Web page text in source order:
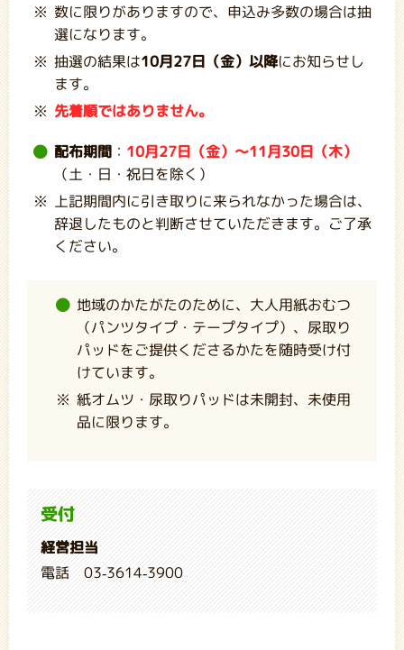
数に限りがありますので、申込み多数の場合は抽
選になります。
抽選の結果は10月27日（金）以降にお知らせし
ます。
先着順ではありません。
配布期間 ： 10月27日（金）～11月30日（木）
（土・日・祝日を除く）
上記期間内に引き取りに来られなかった場合は、
辞退したものと判断させていただきます。ご了承
ください。
地域のかたがたのために、大人用紙おむつ
（パンツタイプ・テープタイプ）、尿取り
パッドをご提供くださるかたを随時受け付
けています。
紙オムツ・尿取りパッドは未開封、未使用
品に限ります。
受付
経営担当
電話 03-3614-3900